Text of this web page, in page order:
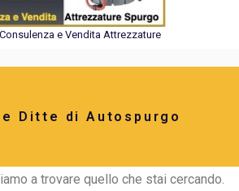
e Vendita Attrezzature
Ditte di Autospurgo
a trovare quello che stai cercando.